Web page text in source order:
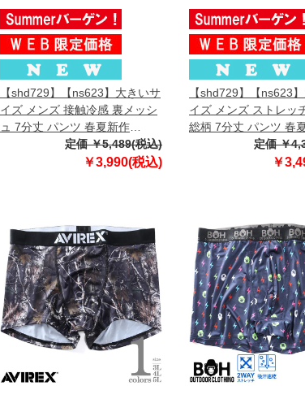
【shd729】【ns623】大きいサ
イズ メンズ 接触冷感 裏メッシ
ュ 7分丈 パンツ 春夏新作
302231az 【fre】定価 ￥5,489(税込)
￥3,990(税込)
【shd729】【ns623
イズ メンズ ストレッ
総柄 7分丈 パンツ 春
302249az 【fre】
定価 ￥
￥